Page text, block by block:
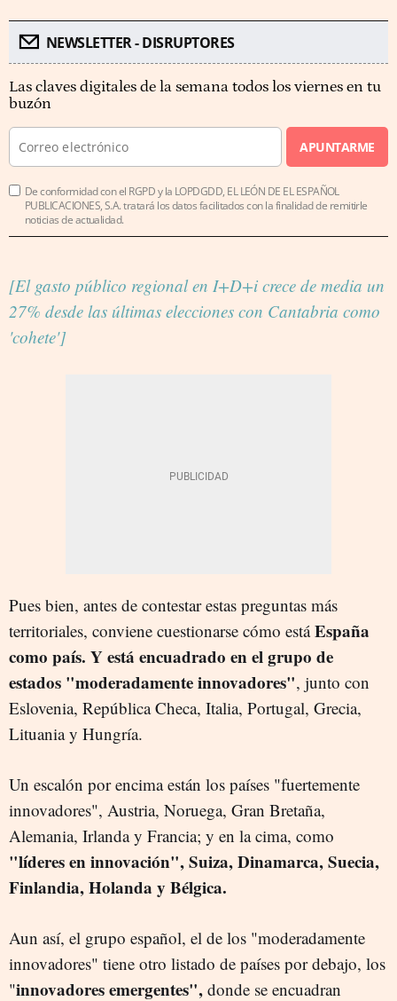
NEWSLETTER - DISRUPTORES
Las claves digitales de la semana todos los viernes en tu
buzón
APUNTARME
De conformidad con el RGPD y la LOPDGDD, EL LEÓN DE EL ESPAÑOL
PUBLICACIONES, S.A. tratará los datos facilitados con la finalidad de remitirle
noticias de actualidad.
[El gasto público regional en I+D+i crece de media un
27% desde las últimas elecciones con Cantabria como
'cohete']
Pues bien, antes de contestar estas preguntas más
territoriales, conviene cuestionarse cómo estáEspaña
como país. Y está encuadrado en el grupo de
estados "moderadamente innovadores", junto con
Eslovenia, República Checa, Italia, Portugal, Grecia,
Lituania y Hungría.
Un escalón por encima están los países "fuertemente
innovadores", Austria, Noruega, Gran Bretaña,
Alemania, Irlanda y Francia; y en la cima, como
"líderes en innovación", Suiza, Dinamarca, Suecia,
Finlandia, Holanda y Bélgica.
Aun así, el grupo español, el de los "moderadamente
innovadores" tiene otro listado de países por debajo, los
"innovadores emergentes", donde se encuadran